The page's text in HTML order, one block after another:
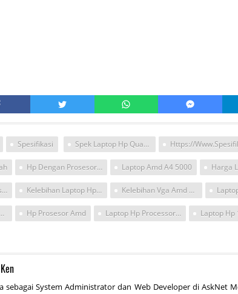
Spesifikasi Spek Laptop Hp Quad Core
Hp Dengan Prosesor Amd Laptop Amd A4 5000
Laptop Hp Yang Prosesornya Amd Kelebihan Laptop Hp Amd Kelebihan Vga Amd Radeon Hd 8330
Harga Laptop Merk Hp Processor Amd Hp Prosesor Amd Laptop Hp Processor Amd Laptop Hp
sebagai System Administrator dan Web Developer di AskNet